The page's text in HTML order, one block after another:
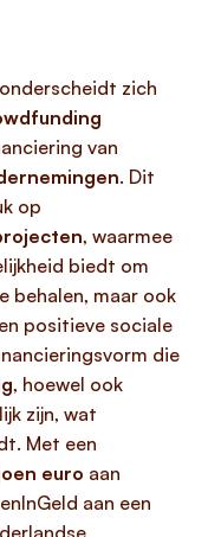
zich
van
. Dit
op
, waarmee
biedt om
behalen, maar ook
positieve sociale
die
, hoewel ook
zijn, wat
Met een
euro aan
aan een